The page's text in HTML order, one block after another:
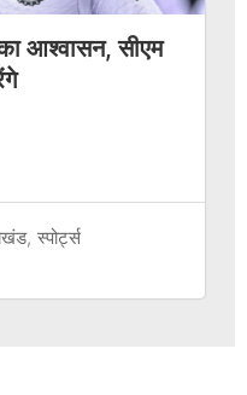
आश्वासन, सीएम
, स्पोर्ट्स